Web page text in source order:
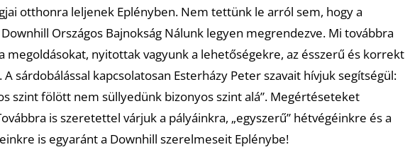
otthonra leljenek Eplényben. Nem tettünk le arról sem, hogy a
Országos Bajnokság Nálunk legyen megrendezve. Mi továbbra
megoldásokat, nyitottak vagyunk a lehetőségekre, az ésszerű és korrekt
A sárdobálással kapcsolatosan Esterházy Peter szavait hívjuk segítségül:
szint fölött nem süllyedünk bizonyos szint alá”. Megértéseteket
is szeretettel várjuk a pályáinkra, „egyszerű” hétvégéinkre és a
is egyaránt a Downhill szerelmeseit Eplénybe!